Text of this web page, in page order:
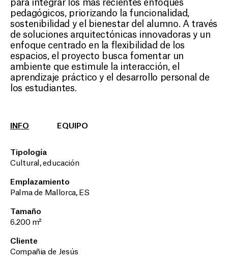
pedagógicos, priorizando la funcionalidad,
sostenibilidad y el bienestar del alumno. A través
de soluciones arquitectónicas innovadoras y un
enfoque centrado en la flexibilidad de los
espacios, el proyecto busca fomentar un
ambiente que estimule la interacción, el
aprendizaje práctico y el desarrollo personal de
los estudiantes.
INFO EQUIPO
Tipología
Cultural, educación
Emplazamiento
Palma de Mallorca, ES
Tamaño
6.200 m²
Cliente
Compañia de Jesús